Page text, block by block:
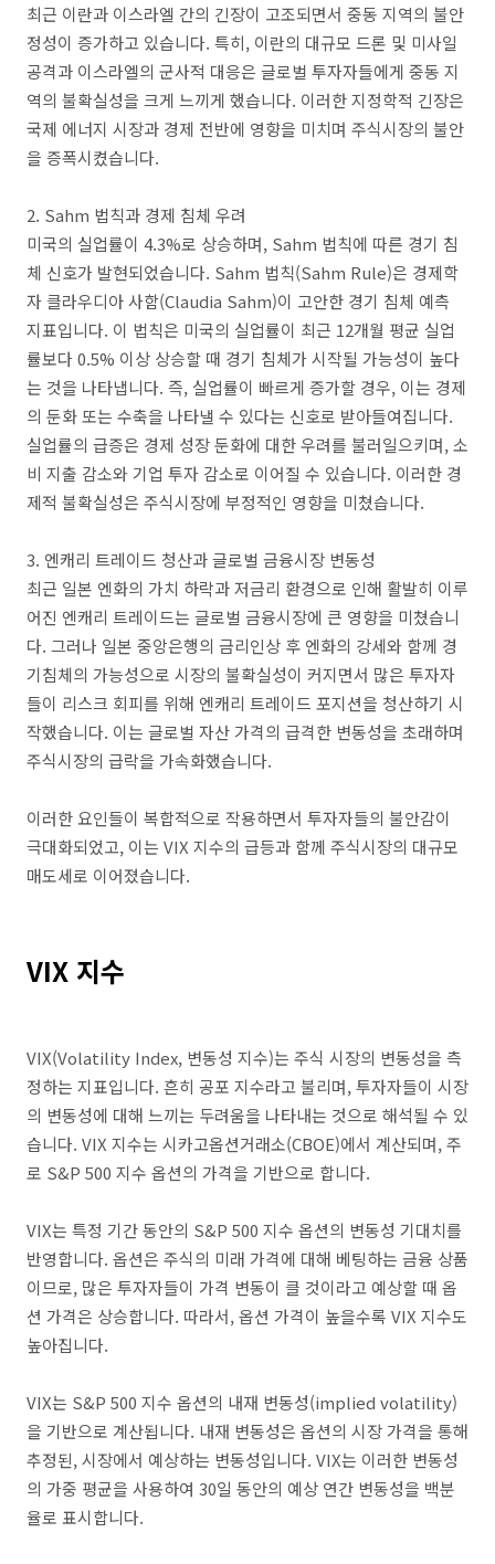
최근 이란과 이스라엘 간의 긴장이 고조되면서 중동 지역의 불안
정성이 증가하고 있습니다. 특히, 이란의 대규모 드론 및 미사일
공격과 이스라엘의 군사적 대응은 글로벌 투자자들에게 중동 지
역의 불확실성을 크게 느끼게 했습니다. 이러한 지정학적 긴장은
국제 에너지 시장과 경제 전반에 영향을 미치며 주식시장의 불안
을 증폭시켰습니다.
2. Sahm 법칙과 경제 침체 우려
미국의 실업률이 4.3%로 상승하며, Sahm 법칙에 따른 경기 침
체 신호가 발현되었습니다. Sahm 법칙(Sahm Rule)은 경제학
자 클라우디아 사함(Claudia Sahm)이 고안한 경기 침체 예측
지표입니다. 이 법칙은 미국의 실업률이 최근 12개월 평균 실업
률보다 0.5% 이상 상승할 때 경기 침체가 시작될 가능성이 높다
는 것을 나타냅니다. 즉, 실업률이 빠르게 증가할 경우, 이는 경제
의 둔화 또는 수축을 나타낼 수 있다는 신호로 받아들여집니다.
실업률의 급증은 경제 성장 둔화에 대한 우려를 불러일으키며, 소
비 지출 감소와 기업 투자 감소로 이어질 수 있습니다. 이러한 경
제적 불확실성은 주식시장에 부정적인 영향을 미쳤습니다.
3. 엔캐리 트레이드 청산과 글로벌 금융시장 변동성
최근 일본 엔화의 가치 하락과 저금리 환경으로 인해 활발히 이루
어진 엔캐리 트레이드는 글로벌 금융시장에 큰 영향을 미쳤습니
다. 그러나 일본 중앙은행의 금리인상 후 엔화의 강세와 함께 경
기침체의 가능성으로 시장의 불확실성이 커지면서 많은 투자자
들이 리스크 회피를 위해 엔캐리 트레이드 포지션을 청산하기 시
작했습니다. 이는 글로벌 자산 가격의 급격한 변동성을 초래하며
주식시장의 급락을 가속화했습니다.
이러한 요인들이 복합적으로 작용하면서 투자자들의 불안감이
극대화되었고, 이는 VIX 지수의 급등과 함께 주식시장의 대규모
매도세로 이어졌습니다.
VIX 지수
VIX(Volatility Index, 변동성 지수)는 주식 시장의 변동성을 측
정하는 지표입니다. 흔히 공포 지수라고 불리며, 투자자들이 시장
의 변동성에 대해 느끼는 두려움을 나타내는 것으로 해석될 수 있
습니다. VIX 지수는 시카고옵션거래소(CBOE)에서 계산되며, 주
로 S&P 500 지수 옵션의 가격을 기반으로 합니다.
VIX는 특정 기간 동안의 S&P 500 지수 옵션의 변동성 기대치를
반영합니다. 옵션은 주식의 미래 가격에 대해 베팅하는 금융 상품
이므로, 많은 투자자들이 가격 변동이 클 것이라고 예상할 때 옵
션 가격은 상승합니다. 따라서, 옵션 가격이 높을수록 VIX 지수도
높아집니다.
VIX는 S&P 500 지수 옵션의 내재 변동성(implied volatility)
을 기반으로 계산됩니다. 내재 변동성은 옵션의 시장 가격을 통해
추정된, 시장에서 예상하는 변동성입니다. VIX는 이러한 변동성
의 가중 평균을 사용하여 30일 동안의 예상 연간 변동성을 백분
율로 표시합니다.